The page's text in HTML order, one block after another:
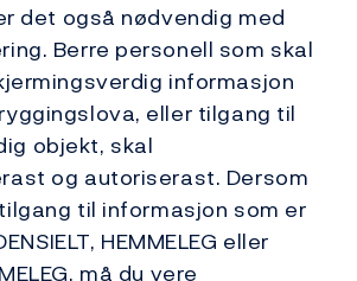
det også nødvendig med
Berre personell som skal
informasjon
eller tilgang til
objekt, skal
og autoriserast. Dersom
til informasjon som er
HEMMELEG eller
må du vere